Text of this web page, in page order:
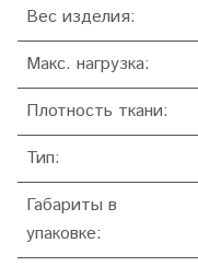
Вес изделия:
Макс. нагрузка:
Плотность ткани:
Тип:
Габариты в
упаковке: